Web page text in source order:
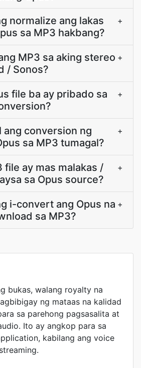
normalize ang lakas
sa MP3 hakbang?
+
MP3 sa aking stereo
/ Sonos?
+
file ba ay pribado sa
+
ang conversion ng
sa MP3 tumagal?
+
file ay mas malakas /
sa Opus source?
+
i-convert ang Opus na
sa MP3?
+
bukas, walang royalty na
ng mataas na kalidad
sa parehong pagsasalita at
Ito ay angkop para sa
kabilang ang voice